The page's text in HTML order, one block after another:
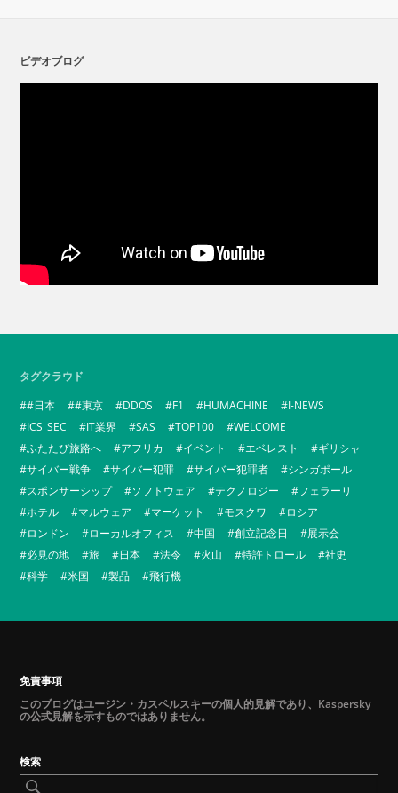
ビデオブログ
タグクラウド
#日本
#東京 DDOS F1 HUMACHINE
I-NEWS
ICS_SEC
IT業界 SAS TOP100
WELCOME
ふたたび旅路へ
アフリカ イベント エベレスト
ギリシャ
サイバー戦争
サイバー犯罪 サイバー犯罪者
シンガポール
スポンサーシップ
ソフトウェア テクノロジー
フェラーリ
ホテル
マルウェア マーケット モスクワ
ロシア
ロンドン
ローカルオフィス 中国 創立記念日
展示会
必見の地
旅 日本 法令 火山 特許トロール
社史
科学
米国 製品 飛行機
免責事項
このブログはユージン・カスペルスキーの個人的見解であり、Kaspersky
の公式見解を示すものではありません。
検索